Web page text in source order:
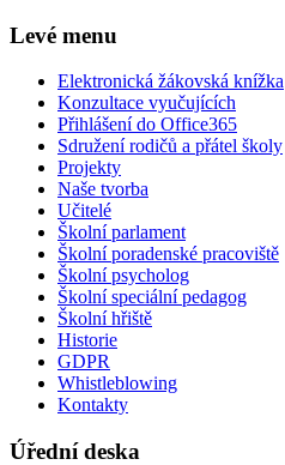
Levé menu
Elektronická žákovská knížka
Konzultace vyučujících
Přihlášení do Office365
Sdružení rodičů a přátel školy
Projekty
Naše tvorba
Učitelé
Školní parlament
Školní poradenské pracoviště
Školní psycholog
Školní speciální pedagog
Školní hřiště
Historie
GDPR
Whistleblowing
Kontakty
Úřední deska